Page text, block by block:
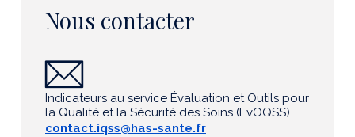
Nous contacter
Indicateurs au service Évaluation et Outils pour
la Qualité et la Sécurité des Soins (EvOQSS)
contact.iqss@has-sante.fr